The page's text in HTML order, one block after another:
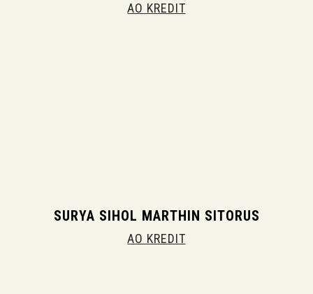
AO KREDIT
SURYA SIHOL MARTHIN SITORUS
AO KREDIT